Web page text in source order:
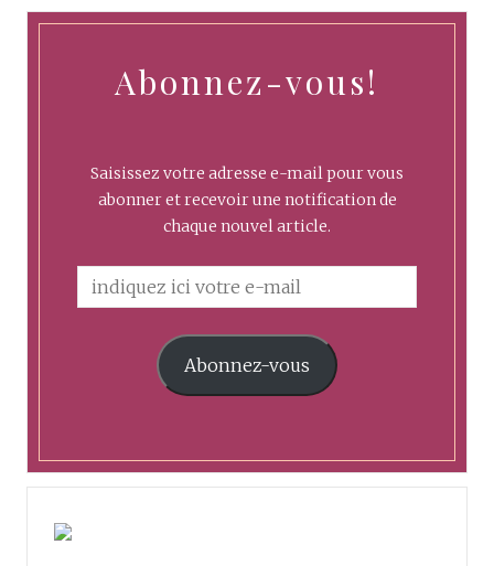
Abonnez-vous!
Saisissez votre adresse e-mail pour vous
abonner et recevoir une notification de
chaque nouvel article.
Abonnez-vous